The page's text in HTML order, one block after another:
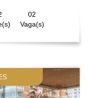
02
Vaga(s)